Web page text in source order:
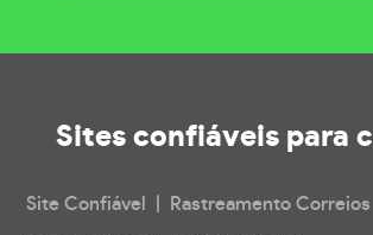
Sites confiáveis para
Site Confiável | Rastreamento Correios